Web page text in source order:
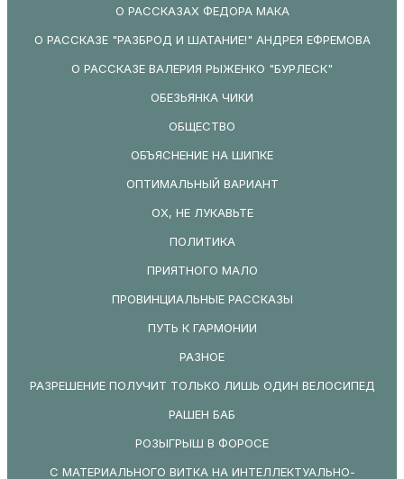
О РАССКАЗАХ ФЕДОРА МАКА
О РАССКАЗЕ "РАЗБРОД И ШАТАНИЕ!" АНДРЕЯ ЕФРЕМОВА
О РАССКАЗЕ ВАЛЕРИЯ РЫЖЕНКО "БУРЛЕСК"
ОБЕЗЬЯНКА ЧИКИ
ОБЩЕСТВО
ОБЪЯСНЕНИЕ НА ШИПКЕ
ОПТИМАЛЬНЫЙ ВАРИАНТ
ОХ, НЕ ЛУКАВЬТЕ
ПОЛИТИКА
ПРИЯТНОГО МАЛО
ПРОВИНЦИАЛЬНЫЕ РАССКАЗЫ
ПУТЬ К ГАРМОНИИ
РАЗНОЕ
РАЗРЕШЕНИЕ ПОЛУЧИТ ТОЛЬКО ЛИШЬ ОДИН ВЕЛОСИПЕД
РАШЕН БАБ
РОЗЫГРЫШ В ФОРОСЕ
С МАТЕРИАЛЬНОГО ВИТКА НА ИНТЕЛЛЕКТУАЛЬНО-